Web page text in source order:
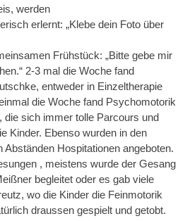
werden
erlernt: „Klebe dein Foto über
Frühstück: „Bitte gebe mir
2-3 mal die Woche fand
entweder in Einzeltherapie
die Woche fand Psychomotorik
sich immer tolle Parcours und
Kinder. Ebenso wurden in den
Hospitationen angeboten.
, meistens wurde der Gesang
begleitet oder es gab viele
wo die Kinder die Feinmotorik
draussen gespielt und getobt.